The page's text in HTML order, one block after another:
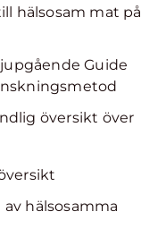
hälsosam mat på
Guide
översikt över
hälsosamma